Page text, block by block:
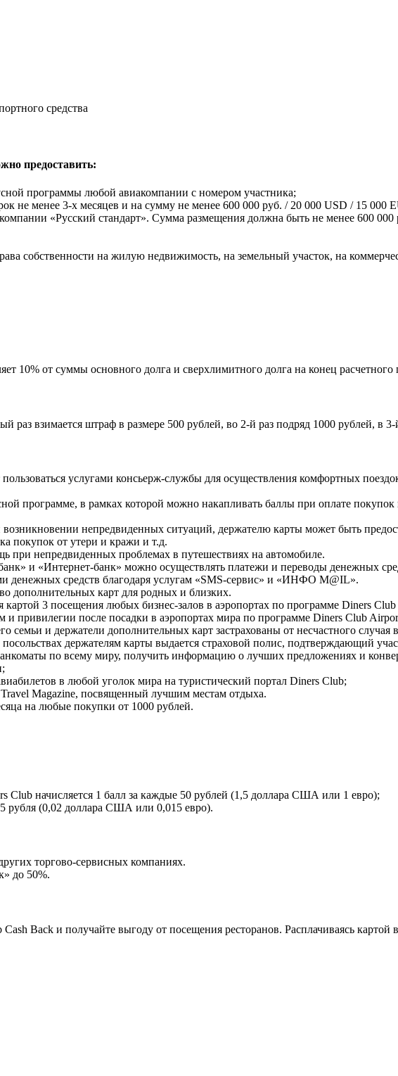
средства
предоставить:
программы любой авиакомпании с номером участника;
не менее 3-х месяцев и на сумму не менее 600 000 руб. / 20 000 USD / 15 000
«Русский стандарт». Сумма размещения должна быть не менее 600
собственности на жилую недвижимость, на земельный участок, на
10% от суммы основного долга и сверхлимитного долга на конец расчетного
раз взимается штраф в размере 500 рублей, во 2-й раз подряд 1000 рублей, в
услугами консьерж-службы для осуществления комфортных
программе, в рамках которой можно накапливать баллы при оплате
непредвиденных ситуаций, держателю карты может быть
покупок от утери и кражи и т.д.
при непредвиденных проблемах в путешествиях на автомобиле.
и «Интернет-банк» можно осуществлять платежи и переводы денежных
денежных средств благодаря услугам «SMS-сервис» и «ИНФО M@IL».
дополнительных карт для родных и близких.
картой 3 посещения любых бизнес-залов в аэропортах по программе Diners
и привилегии после посадки в аэропортах мира по программе Diners Club
семьи и держатели дополнительных карт застрахованы от несчастного
держателям карты выдается страховой полис, подтверждающий
по всему миру, получить информацию о лучших предложениях и
в любой уголок мира на туристический портал Diners Club;
Magazine, посвященный лучшим местам отдыха.
на любые покупки от 1000 рублей.
Club начисляется 1 балл за каждые 50 рублей (1,5 доллара США или 1 евро);
рубля (0,02 доллара США или 0,015 евро).
торгово-сервисных компаниях.
до 50%.
Back и получайте выгоду от посещения ресторанов. Расплачиваясь